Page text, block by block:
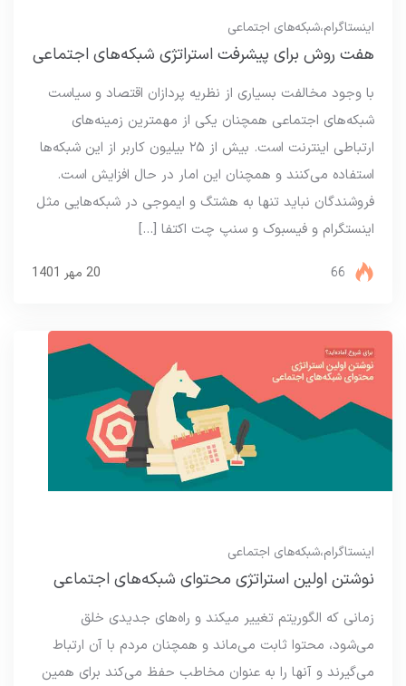
اینستاگرام،شبکه‌های اجتماعی
هفت روش برای پیشرفت استراتژی شبکه‌های اجتماعی
با وجود مخالفت بسیاری از نظریه پردازان اقتصاد و سیاست
شبکه‌های اجتماعی همچنان یکی از مهمترین زمینه‌های
ارتباطی اینترنت است. بیش از ۲۵ بیلیون کاربر از این شبکه‌ها
استفاده می‌کنند و همچنان این امار در حال افزایش است.
فروشندگان نباید تنها به هشتگ و ایموجی در شبکه‌هایی مثل
اینستگرام و فیسبوک و سنپ چت اکتفا […]
20 مهر 1401 66
اینستاگرام،شبکه‌های اجتماعی
نوشتن اولین استراتژی محتوای شبکه‌های اجتماعی
زمانی که الگوریتم تغییر میکند و راه‌های جدیدی خلق
می‌شود، محتوا ثابت می‌ماند و همچنان مردم با آن ارتباط
می‌گیرند و آنها را به عنوان مخاطب حفظ می‌کند برای همین